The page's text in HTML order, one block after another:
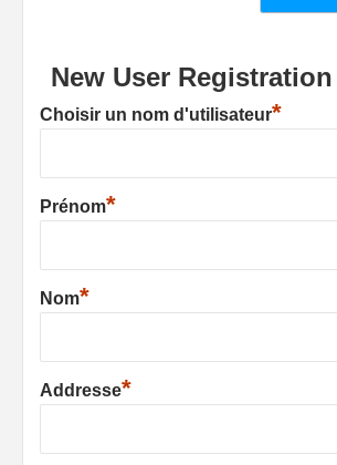
New User Registration
Choisir un nom d'utilisateur*
Prénom*
Nom*
Addresse*